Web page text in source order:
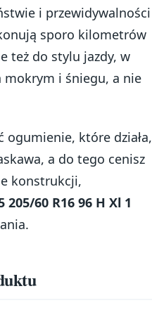
i przewidywalności
sporo kilometrów
też do stylu jazdy, w
i śniegu, a nie
ogumienie, które działa,
a do tego cenisz
konstrukcji,
60 R16 96 H Xl 1